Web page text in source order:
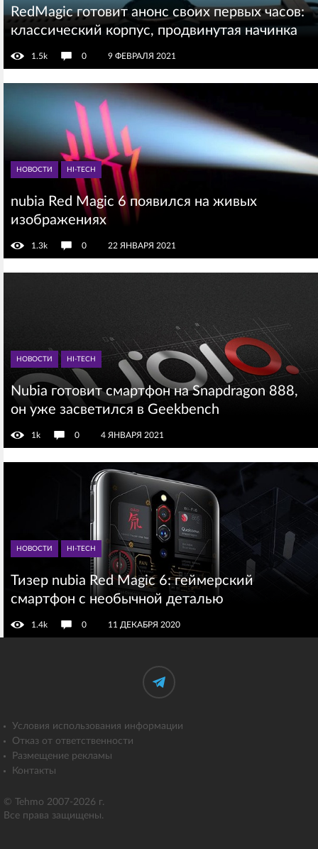
RedMagic готовит анонс своих первых часов:
классический корпус, продвинутая начинка
1.5k 0 9 ФЕВРАЛЯ 2021
НОВОСТИ HI-TECH
nubia Red Magic 6 появился на живых
изображениях
1.3k 0 22 ЯНВАРЯ 2021
НОВОСТИ HI-TECH
Nubia готовит смартфон на Snapdragon 888,
он уже засветился в Geekbench
1k 0 4 ЯНВАРЯ 2021
НОВОСТИ HI-TECH
Тизер nubia Red Magic 6: геймерский
смартфон с необычной деталью
1.4k 0 11 ДЕКАБРЯ 2020
© Tehmo 2007-2026 г.
Все права защищены.
Условия использования информации
Отказ от ответственности
Размещение рекламы
Контакты